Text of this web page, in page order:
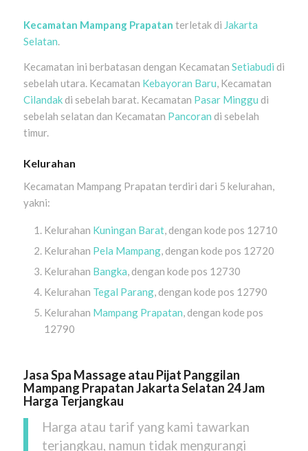
Kecamatan Mampang Prapatan terletak di Jakarta
Selatan.
Kecamatan ini berbatasan dengan Kecamatan Setiabudi di
sebelah utara. Kecamatan Kebayoran Baru, Kecamatan
Cilandakdi sebelah barat. Kecamatan Pasar Minggu di
sebelah selatan dan Kecamatan Pancoran di sebelah
timur.
Kelurahan
Kecamatan Mampang Prapatan terdiri dari 5 kelurahan,
yakni:
Kelurahan Kuningan Barat, dengan kode pos 12710
Kelurahan Pela Mampang, dengan kode pos 12720
Kelurahan Bangka, dengan kode pos 12730
Kelurahan Tegal Parang, dengan kode pos 12790
Kelurahan Mampang Prapatan, dengan kode pos
12790
Jasa Spa Massage atau Pijat Panggilan
Mampang Prapatan Jakarta Selatan 24 Jam
Harga Terjangkau
Harga atau tarif yang kami tawarkan
terjangkau, namun tidak mengurangi